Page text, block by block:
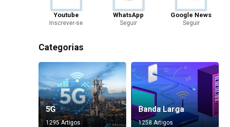
Youtube
Inscrever-se
WhatsApp
Seguir
Google News
Seguir
Categorias
5G
1295 Artigos
Banda Larga
1258 Artigos